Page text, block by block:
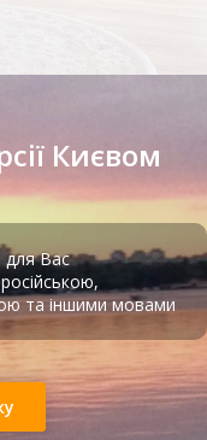
Києвом
для Вас
та іншими мовами